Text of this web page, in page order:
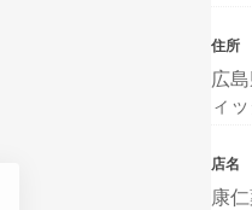
住所
広
ィ
店名
康